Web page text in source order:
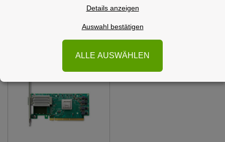
Seite 1von 1
Details anzeigen
Auswahl bestätigen
ALLE AUSWÄHLEN